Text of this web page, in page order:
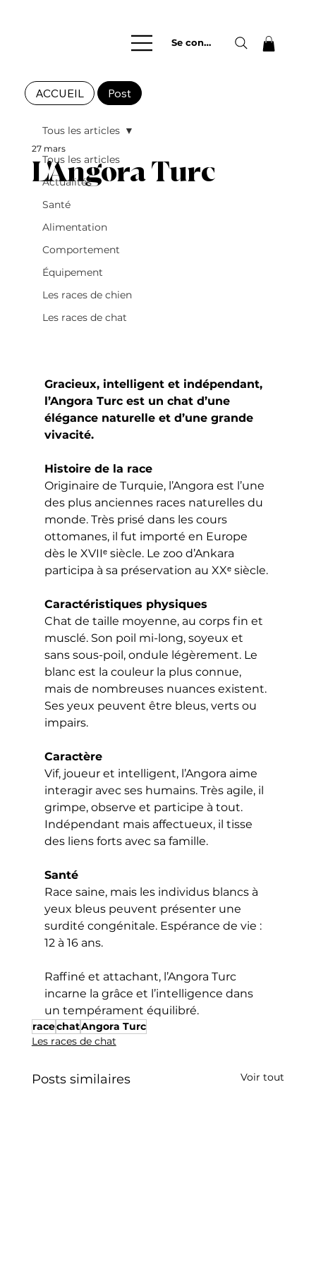
Se connecter
Tous les articles
Actualités
Santé
Alimentation
Comportement
Équipement
Les races de chien
Les races de chat
Tous les articles
L'Angora Turc
27 mars
Gracieux, intelligent et indépendant,
l’Angora Turc est un chat d’une
élégance naturelle et d’une grande
vivacité.
Histoire de la race
Originaire de Turquie, l’Angora est l’une
des plus anciennes races naturelles du
monde. Très prisé dans les cours
ottomanes, il fut importé en Europe
dès le XVIIᵉ siècle. Le zoo d’Ankara
participa à sa préservation au XXᵉ siècle.
Caractéristiques physiques
Chat de taille moyenne, au corps fin et
musclé. Son poil mi-long, soyeux et
sans sous-poil, ondule légèrement. Le
blanc est la couleur la plus connue,
mais de nombreuses nuances existent.
Ses yeux peuvent être bleus, verts ou
impairs.
Caractère
Vif, joueur et intelligent, l’Angora aime
interagir avec ses humains. Très agile, il
grimpe, observe et participe à tout.
Indépendant mais affectueux, il tisse
des liens forts avec sa famille.
Santé
Race saine, mais les individus blancs à
yeux bleus peuvent présenter une
surdité congénitale. Espérance de vie :
12 à 16 ans.
Raffiné et attachant, l’Angora Turc
incarne la grâce et l’intelligence dans
un tempérament équilibré.
racechatAngora Turc
Les races de chat
Posts similaires Voir tout
ACCUEIL Post